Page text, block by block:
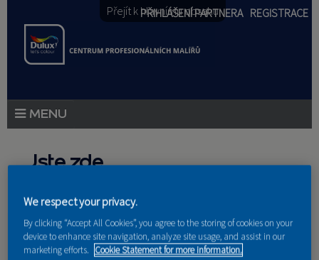
Přejít k hlavnímu obsahu
PŘIHLÁŠENÍ PARTNERA REGISTRACE
PORADENSTVÍ
AKCE A NOVINKY
Jste zde
Domů»Partneri
We respect your privacy.
By clicking “Accept All Cookies”, you agree to the storing of cookies on your
device to enhance site navigation, analyze site usage, and assist in our
marketing efforts. Cookie Statement for more information.